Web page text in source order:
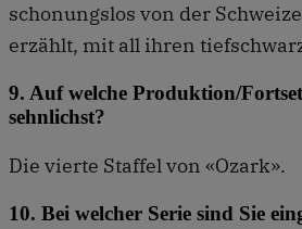
schonungslos von der
erzählt, mit all ihren
9. Auf welche Produktion/
sehnlichst?
Die vierte Staffel von «Ozark».
10. Bei welcher Serie sind Sie